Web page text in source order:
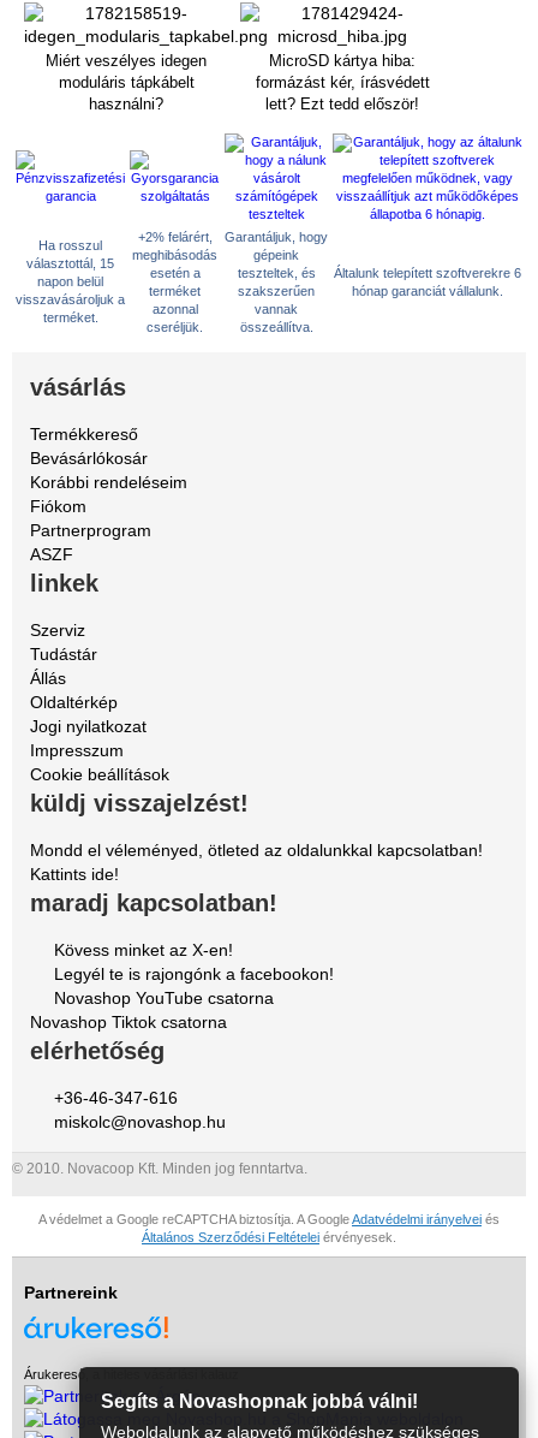
Miért veszélyes idegen
moduláris tápkábelt
használni?
MicroSD kártya hiba:
formázást kér, írásvédett
lett? Ezt tedd először!
Ha rosszul
választottál, 15
napon belül
visszavásároljuk a
terméket.
+2% felárért,
meghibásodás
esetén a
terméket
azonnal
cseréljük.
Garantáljuk, hogy
gépeink
teszteltek, és
szakszerűen
vannak
összeállítva.
Általunk telepített szoftverekre 6
hónap garanciát vállalunk.
vásárlás
Termékkereső
Bevásárlókosár
Korábbi rendeléseim
Fiókom
Partnerprogram
ASZF
linkek
Szerviz
Tudástár
Állás
Oldaltérkép
Jogi nyilatkozat
Impresszum
Cookie beállítások
küldj visszajelzést!
Mondd el véleményed, ötleted az oldalunkkal kapcsolatban!
Kattints ide!
maradj kapcsolatban!
Kövess minket az X-en!
Legyél te is rajongónk a facebookon!
Novashop YouTube csatorna
Novashop Tiktok csatorna
elérhetőség
+36-46-347-616
miskolc@novashop.hu
© 2010. Novacoop Kft. Minden jog fenntartva.
A védelmet a Google reCAPTCHA biztosítja. A GoogleAdatvédelmi irányelvei és
Általános Szerződési Feltételei érvényesek.
Partnereink
Árukereső, a hiteles vásárlási kalauz
Segíts a Novashopnak jobbá válni!
Weboldalunk az alapvető működéshez szükséges